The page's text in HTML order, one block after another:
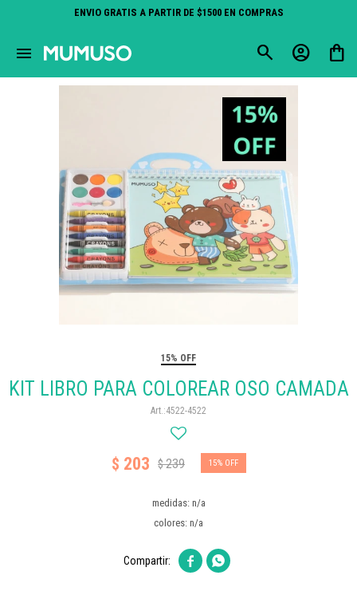
ENVIO GRATIS A PARTIR DE $1500 EN COMPRAS
menu
15% OFF
KIT LIBRO PARA COLOREAR OSO CAMADA
4522-4522
$ 203 $239 15
medidas: n/a
colores: n/a
 
close